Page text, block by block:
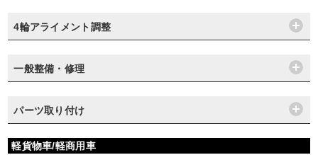
4輪アライメント調整
一般整備・修理
パーツ取り付け
軽貨物車/軽商用車